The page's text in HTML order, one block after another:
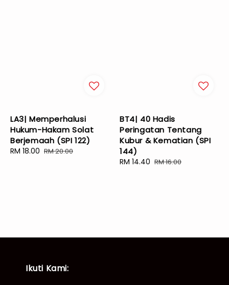
LA3| Memperhalusi
Hukum-Hakam Solat
Berjemaah (SPI 122)
Sale
RM 18.00 Regular
RM 20.00
BT4| 40 Hadis
Peringatan Tentang
Kubur & Kematian (SPI
144)
Sale
RM 14.40 Regular
RM 16.00
Ikuti Kami: